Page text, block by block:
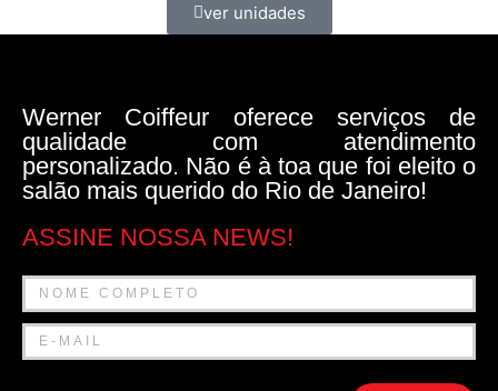
ver unidades
Werner Coiffeur oferece serviços de
qualidade com atendimento
personalizado. Não é à toa que foi eleito o
salão mais querido do Rio de Janeiro!
ASSINE NOSSA NEWS!